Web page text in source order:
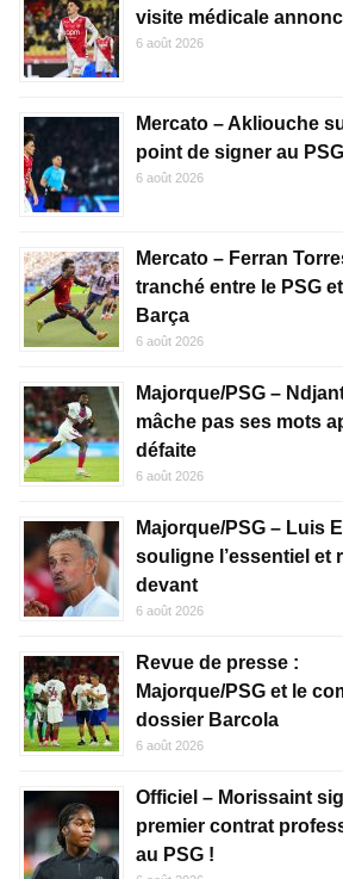
visite médicale
6 août 2026
Mercato – Akliouche
point de signer au
6 août 2026
Mercato – Ferran
tranché entre le PSG
Barça
6 août 2026
Majorque/PSG –
mâche pas ses mots
défaite
6 août 2026
Majorque/PSG – Luis
souligne l’essentiel et
devant
6 août 2026
Revue de presse :
Majorque/PSG et le
dossier Barcola
6 août 2026
Officiel – Morissaint
premier contrat
au PSG !